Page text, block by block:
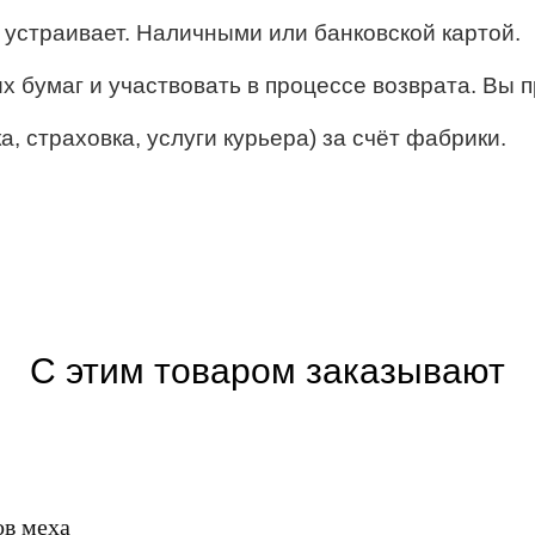
Наличными или банковской картой.
бумаг и участвовать в процессе возврата. Вы
страховка, услуги курьера) за счёт фабрики.
С этим товаром заказывают
меха